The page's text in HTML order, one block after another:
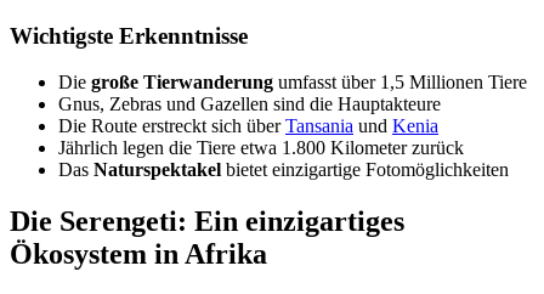
Wichtigste Erkenntnisse
Die große Tierwanderung umfasst über 1,5 Millionen Tiere
Gnus, Zebras und Gazellen sind die Hauptakteure
Die Route erstreckt sich überTansania und Kenia
Jährlich legen die Tiere etwa 1.800 Kilometer zurück
Das Naturspektakel bietet einzigartige Fotomöglichkeiten
Die Serengeti: Ein einzigartiges
Ökosystem in Afrika